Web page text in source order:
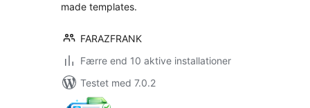
made templates.
FARAZFRANK
Færre end 10 aktive installationer
Testet med 7.0.2